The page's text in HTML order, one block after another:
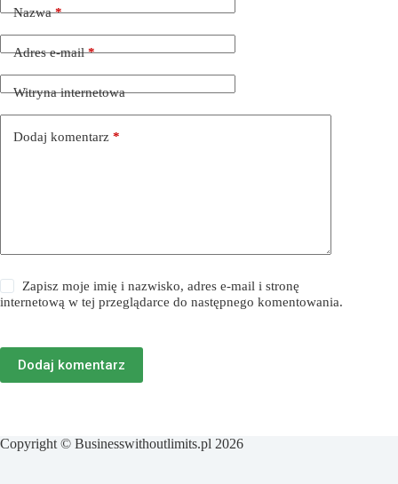
Nazwa*
Adres e-mail*
Witryna internetowa
Dodaj komentarz *
Zapisz moje imię i nazwisko, adres e-mail i stronę
internetową w tej przeglądarce do następnego komentowania.
Dodaj komentarz
Copyright © Businesswithoutlimits.pl 2026